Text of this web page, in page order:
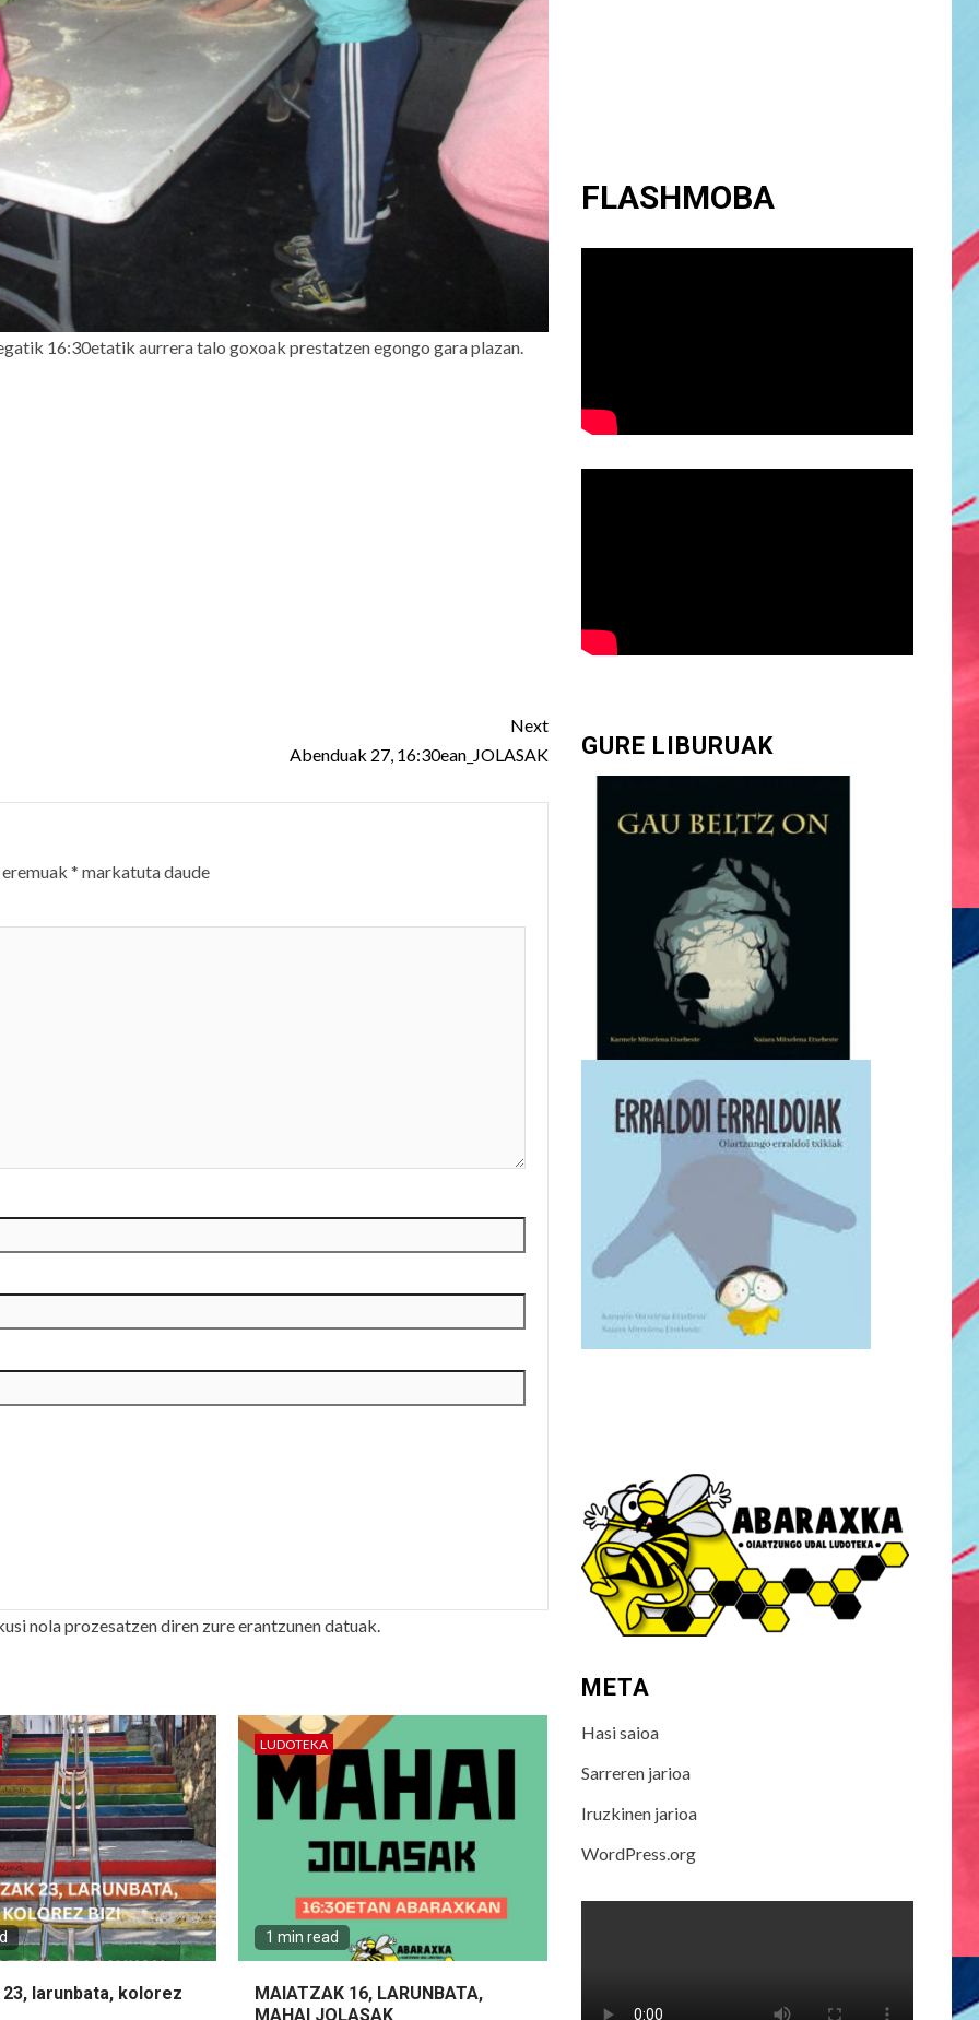
16:30etatik aurrera talo goxoak prestatzen egongo gara plazan.
Next
Abenduak 27, 16:30ean_JOLASAK
* markatuta daude
nola prozesatzen diren zure erantzunen datuak.
23, larunbata, kolorez
LUDOTEKA
1 min read
MAIATZAK 16, LARUNBATA,
MAHAI JOLASAK
FLASHMOBA
GURE LIBURUAK
META
Hasi saioa
Sarreren jarioa
Iruzkinen jarioa
WordPress.org